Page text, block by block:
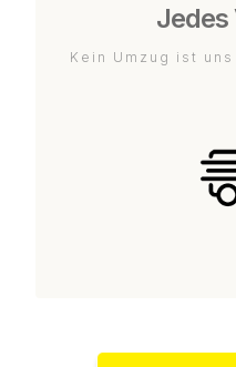
Jedes
Kein Umzug ist